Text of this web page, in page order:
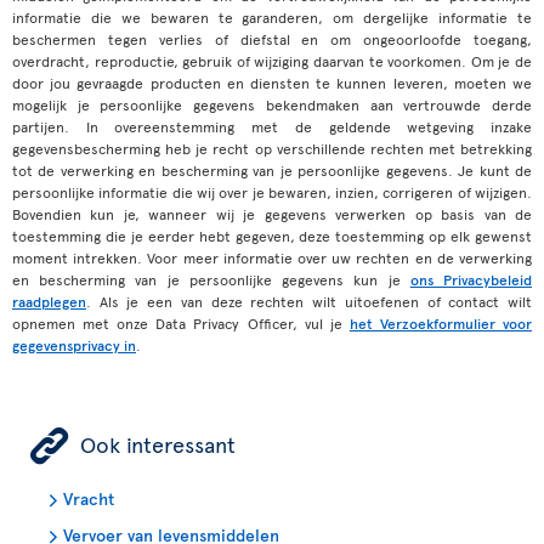
informatie die we bewaren te garanderen, om dergelijke informatie te
beschermen tegen verlies of diefstal en om ongeoorloofde toegang,
overdracht, reproductie, gebruik of wijziging daarvan te voorkomen. Om je de
door jou gevraagde producten en diensten te kunnen leveren, moeten we
mogelijk je persoonlijke gegevens bekendmaken aan vertrouwde derde
partijen. In overeenstemming met de geldende wetgeving inzake
gegevensbescherming heb je recht op verschillende rechten met betrekking
tot de verwerking en bescherming van je persoonlijke gegevens. Je kunt de
persoonlijke informatie die wij over je bewaren, inzien, corrigeren of wijzigen.
Bovendien kun je, wanneer wij je gegevens verwerken op basis van de
toestemming die je eerder hebt gegeven, deze toestemming op elk gewenst
moment intrekken. Voor meer informatie over uw rechten en de verwerking
en bescherming van je persoonlijke gegevens kun je ons Privacybeleid
raadplegen . Als je een van deze rechten wilt uitoefenen of contact wilt
opnemen met onze Data Privacy Officer, vul je het Verzoekformulier voor
gegevensprivacy in
ÿ Ook interessant
Vracht
Vervoer van levensmiddelen